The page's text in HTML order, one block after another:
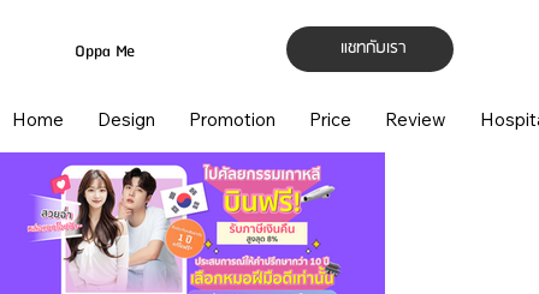
แชทกับเรา
Oppa Me
Home Design Promotion Price Review